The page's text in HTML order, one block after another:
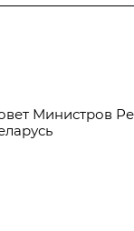
Министров